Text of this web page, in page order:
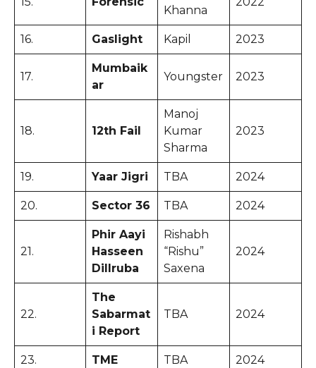
Khanna
16. Gaslight Kapil 2023
17.
Mumbaik
ar
Youngster 2023
18. 12th Fail
Manoj
Kumar
Sharma
2023
19. Yaar Jigri TBA 2024
20. Sector 36 TBA 2024
21.
Phir Aayi
Hasseen
Dillruba
Rishabh
“Rishu”
Saxena
2024
22.
The
Sabarmat
i Report
TBA 2024
23. TME TBA 2024